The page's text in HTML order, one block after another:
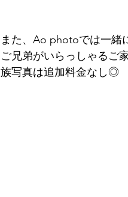
また、Ao photoでは一緒
ご兄弟がいらっしゃるご
族写真は追加料金なし◎